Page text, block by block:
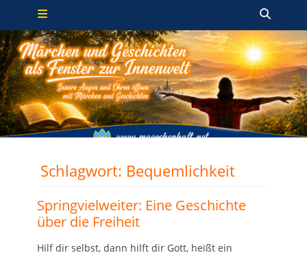
Zum
springen
Primäres Menü
Schlagwort: Bequemlichkeit
Springvielweiter: Eine Geschichte
über die Freiheit
Hilf dir selbst, dann hilft dir Gott, heißt ein